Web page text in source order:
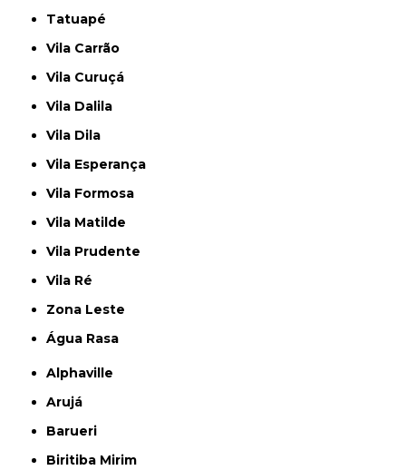
Tatuapé
Vila Carrão
Vila Curuçá
Vila Dalila
Vila Dila
Vila Esperança
Vila Formosa
Vila Matilde
Vila Prudente
Vila Ré
Zona Leste
Água Rasa
Alphaville
Arujá
Barueri
Biritiba Mirim